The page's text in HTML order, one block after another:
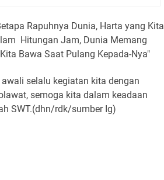
Rapuhnya Dunia, Harta yang Kita
Hitungan Jam, Dunia Memang
Bawa Saat Pulang Kepada-Nya"
selalu kegiatan kita dengan
semoga kita dalam keadaan
SWT.(dhn/rdk/sumber Ig)